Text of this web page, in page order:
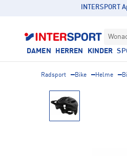
INTERSPORT
DAMEN HERREN KINDER
Radsport Bike Helme